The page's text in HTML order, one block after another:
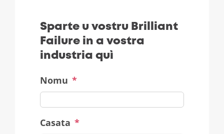
Sparte u vostru Brilliant
Failure in a vostra
industria quì
Nomu *
Casata *